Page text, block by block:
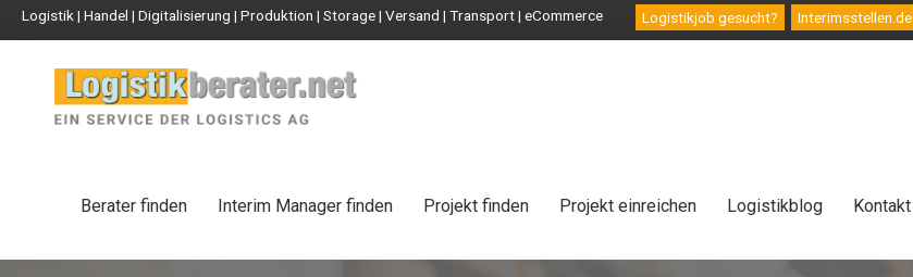
Logistik | Handel | Digitalisierung | Produktion | Storage | Versand | Transport | eCommerce Logistikjob gesucht? Interimsstellen.de
Berater finden Interim Manager finden Projekt finden Projekt einreichen Logistikblog Kontakt